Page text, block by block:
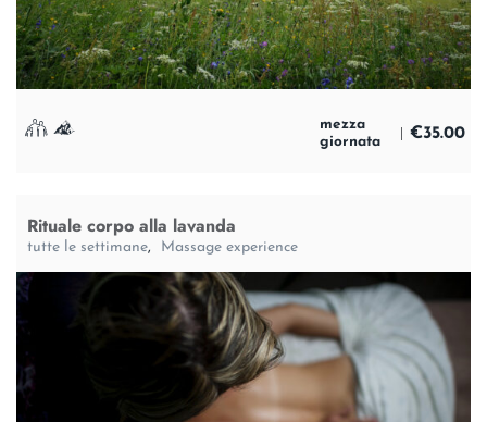
mezza
giornata
€35.00
Rituale corpo alla lavanda
tutte le settimane, Massage experience